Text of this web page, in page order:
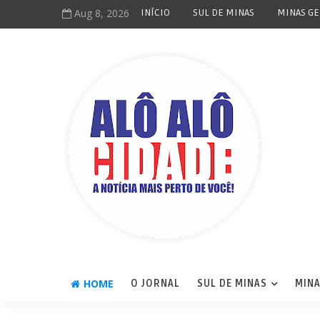
Aug 8, 2026 INÍCIO SUL DE MINAS MINAS
HOME O JORNAL SUL DE MINAS